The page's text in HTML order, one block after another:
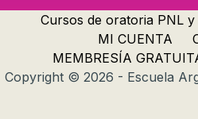
Cursos de oratoria PNL
MI CUENTA
MEMBRESÍA
Copyright © 2026 - Escuela